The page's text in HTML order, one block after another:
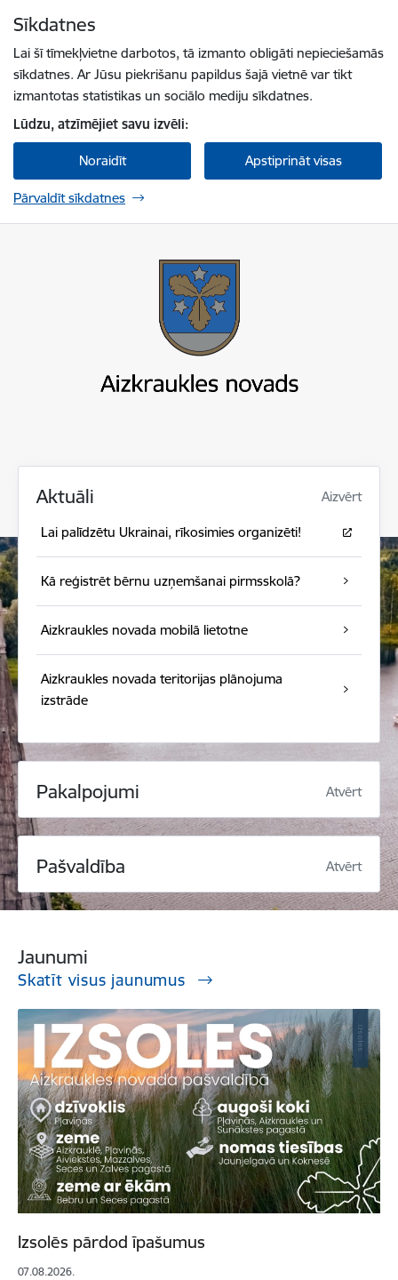
Sīkdatnes
Lai šī tīmekļvietne darbotos, tā izmanto obligāti nepieciešamās
sīkdatnes. Ar Jūsu piekrišanu papildus šajā vietnē var tikt
izmantotas statistikas un sociālo mediju sīkdatnes.
Lūdzu, atzīmējiet savu izvēli:
Noraidīt Apstiprināt visas
Pārvaldīt sīkdatnes
Aktuāli Aizvērt
Lai palīdzētu Ukrainai, rīkosimies organizēti!
Kā reģistrēt bērnu uzņemšanai pirmsskolā?
Aizkraukles novada mobilā lietotne
Aizkraukles novada teritorijas plānojuma
izstrāde
Pakalpojumi Atvērt
Pašvaldība Atvērt
Jaunumi
Skatīt visus jaunumus
Izsolēs pārdod īpašumus
07.08.2026.